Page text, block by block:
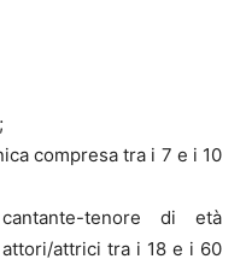
compresa tra i 7 e i 10
tenore di età
attrici tra i 18 e i 60